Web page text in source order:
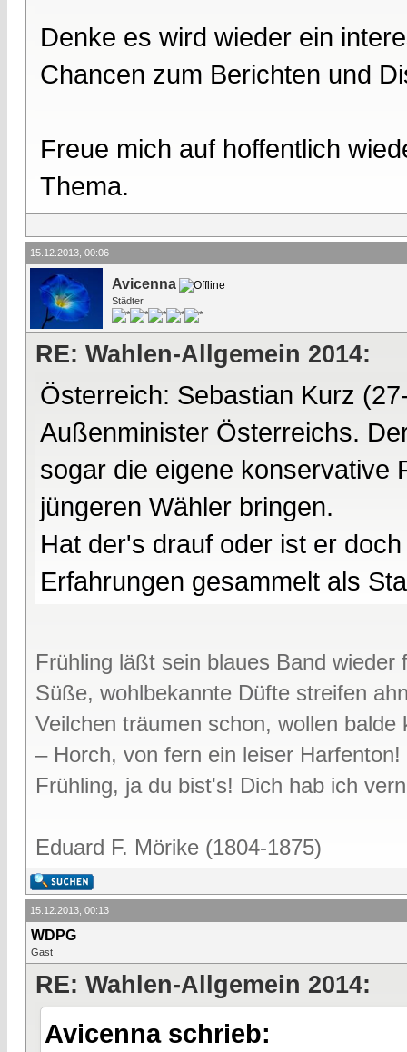
Denke es wird wieder ein
Chancen zum Berichten und
Freue mich auf hoffentlich
Thema.
15.12.2013, 00:06
Avicenna
Städter
RE: Wahlen-Allgemein 2014:
Österreich: Sebastian Kurz
Außenminister Österreichs.
sogar die eigene konservative
jüngeren Wähler bringen.
Hat der's drauf oder ist er
Erfahrungen gesammelt als
Frühling läßt sein blaues Band wieder
Süße, wohlbekannte Düfte streifen
Veilchen träumen schon, wollen balde
– Horch, von fern ein leiser Harfenton!
Frühling, ja du bist's! Dich hab ich
Eduard F. Mörike (1804-1875)
15.12.2013, 00:13
WDPG
Gast
RE: Wahlen-Allgemein 2014:
Avicenna schrieb: